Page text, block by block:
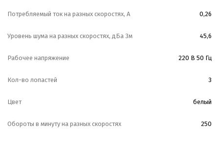
длиной 290 мм, окрашенной полиэфирной краской,
виброизолятором и крепежными болтами.
Возможность управления с помощью регуляторов
управления TELENORDIK ECO (опция).
Потребляемый ток на разных скоростях, А 0,26
Уровень шума на разных скоростях, дБа 3м 45,6
Рабочее напряжение 220 В 50 Гц
Кол-во лопастей 3
Цвет белый
Обороты в минуту на разных скоростях 250